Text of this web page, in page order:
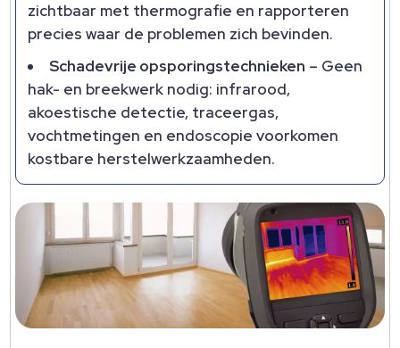
zichtbaar met thermografie en rapporteren
precies waar de problemen zich bevinden.​
Schadevrije opsporingstechnieken – Geen
hak- en breekwerk nodig: infrarood,
akoestische detectie, traceergas,
vochtmetingen en endoscopie voorkomen
kostbare herstelwerkzaamheden.​